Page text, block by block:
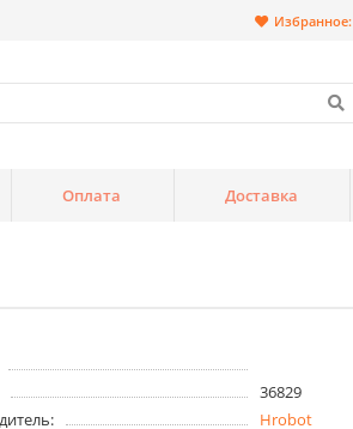
Избранное:
Оплата Доставка
36829
Hrobot